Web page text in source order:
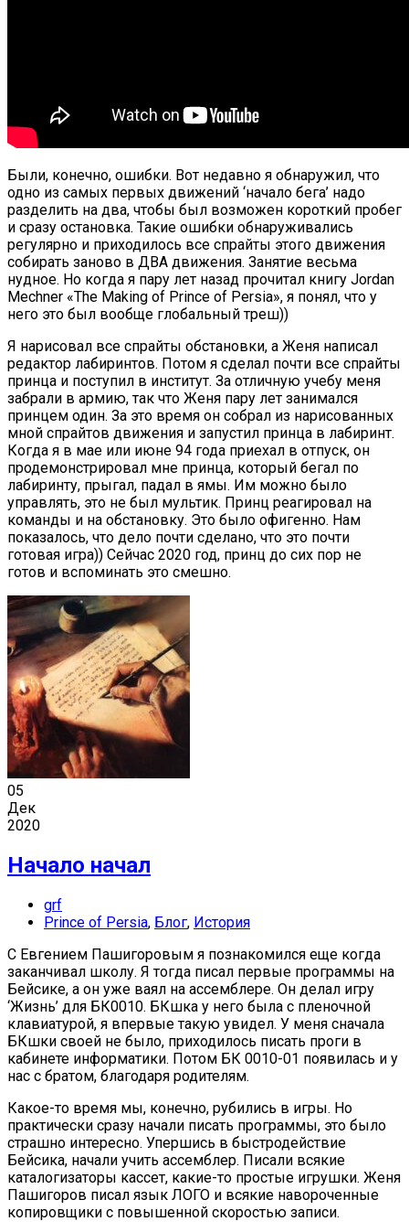
Были, конечно, ошибки. Вот недавно я обнаружил, что
одно из самых первых движений ‘начало бега’ надо
разделить на два, чтобы был возможен короткий пробег
и сразу остановка. Такие ошибки обнаруживались
регулярно и приходилось все спрайты этого движения
собирать заново в ДВА движения. Занятие весьма
нудное. Но когда я пару лет назад прочитал книгу Jordan
Mechner «The Making of Prince of Persia», я понял, что у
него это был вообще глобальный треш))
Я нарисовал все спрайты обстановки, а Женя написал
редактор лабиринтов. Потом я сделал почти все спрайты
принца и поступил в институт. За отличную учебу меня
забрали в армию, так что Женя пару лет занимался
принцем один. За это время он собрал из нарисованных
мной спрайтов движения и запустил принца в лабиринт.
Когда я в мае или июне 94 года приехал в отпуск, он
продемонстрировал мне принца, который бегал по
лабиринту, прыгал, падал в ямы. Им можно было
управлять, это не был мультик. Принц реагировал на
команды и на обстановку. Это было офигенно. Нам
показалось, что дело почти сделано, что это почти
готовая игра)) Сейчас 2020 год, принц до сих пор не
готов и вспоминать это смешно.
05
Дек
2020
Начало начал
grf
Prince of Persia, Блог, История
С Евгением Пашигоровым я познакомился еще когда
заканчивал школу. Я тогда писал первые программы на
Бейсике, а он уже ваял на ассемблере. Он делал игру
‘Жизнь’ для БК0010. БКшка у него была с пленочной
клавиатурой, я впервые такую увидел. У меня сначала
БКшки своей не было, приходилось писать проги в
кабинете информатики. Потом БК 0010-01 появилась и у
нас с братом, благодаря родителям.
Какое-то время мы, конечно, рубились в игры. Но
практически сразу начали писать программы, это было
страшно интересно. Упершись в быстродействие
Бейсика, начали учить ассемблер. Писали всякие
каталогизаторы кассет, какие-то простые игрушки. Женя
Пашигоров писал язык ЛОГО и всякие навороченные
копировщики с повышенной скоростью записи.